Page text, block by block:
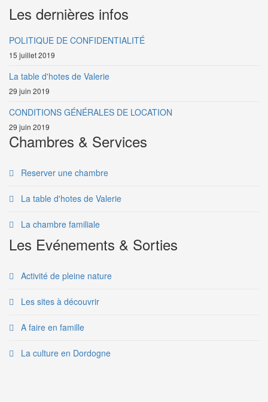
Les dernières infos
POLITIQUE DE CONFIDENTIALITÉ
15 juillet 2019
La table d'hotes de Valerie
29 juin 2019
CONDITIONS GÉNÉRALES DE LOCATION
29 juin 2019
Chambres & Services
Reserver une chambre
La table d'hotes de Valerie
La chambre familiale
Les Evénements & Sorties
Activité de pleine nature
Les sites à découvrir
A faire en famille
La culture en Dordogne